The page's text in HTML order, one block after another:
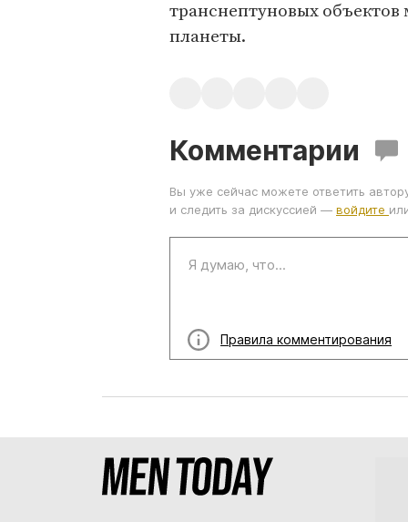
транснептуновых
планеты.
Комментарии
Вы уже сейчас можете ответить
и следить за дискуссией — войдите
Правила комментирования